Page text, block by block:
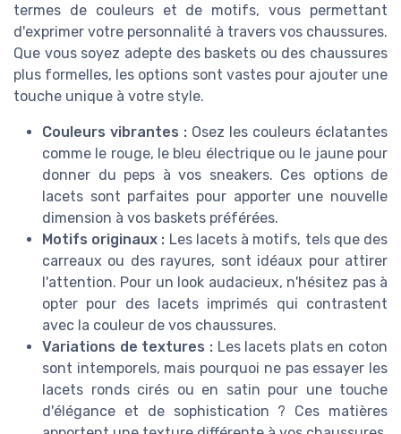
termes de couleurs et de motifs, vous permettant
d'exprimer votre personnalité à travers vos chaussures.
Que vous soyez adepte des baskets ou des chaussures
plus formelles, les options sont vastes pour ajouter une
touche unique à votre style.
Couleurs vibrantes : Osez les couleurs éclatantes
comme le rouge, le bleu électrique ou le jaune pour
donner du peps à vos sneakers. Ces options de
lacets sont parfaites pour apporter une nouvelle
dimension à vos baskets préférées.
Motifs originaux : Les lacets à motifs, tels que des
carreaux ou des rayures, sont idéaux pour attirer
l'attention. Pour un look audacieux, n'hésitez pas à
opter pour des lacets imprimés qui contrastent
avec la couleur de vos chaussures.
Variations de textures :Les lacets plats en coton
sont intemporels, mais pourquoi ne pas essayer les
lacets ronds cirés ou en satin pour une touche
d'élégance et de sophistication ? Ces matières